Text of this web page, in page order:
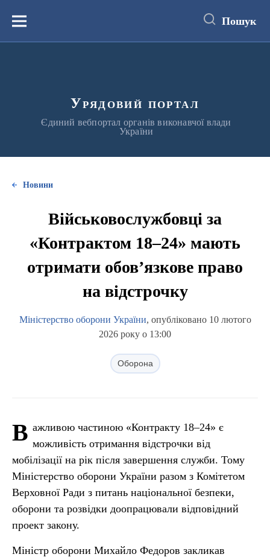
вмістуМеню Пошук
Урядовий портал
Єдиний вебпортал органів виконавчої влади
України
Новини
Військовослужбовці за
«Контрактом 18–24» мають
отримати обовʼязкове право
на відстрочку
Міністерство оборони України, опубліковано 10 лютого
2026 року о 13:00
Оборона
В ажливою частиною «Контракту 18–24» є
можливість отримання відстрочки від
мобілізації на рік після завершення служби. Тому
Міністерство оборони України разом з Комітетом
Верховної Ради з питань національної безпеки,
оборони та розвідки доопрацювали відповідний
проект закону.
Міністр оборони Михайло Федоров закликав